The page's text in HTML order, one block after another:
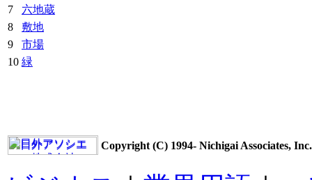
7
六地蔵
8
敷地
9
市場
10 緑
Copyright (C) 1994- Nichigai Associates,